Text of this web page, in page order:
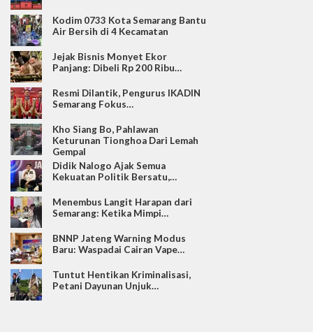
Kodim 0733 Kota Semarang Bantu
Air Bersih di 4 Kecamatan
Jejak Bisnis Monyet Ekor
Panjang: Dibeli Rp 200 Ribu…
Resmi Dilantik, Pengurus IKADIN
Semarang Fokus…
Kho Siang Bo, Pahlawan
Keturunan Tionghoa Dari Lemah
Gempal
Didik Nalogo Ajak Semua
Kekuatan Politik Bersatu,…
Menembus Langit Harapan dari
Semarang: Ketika Mimpi…
BNNP Jateng Warning Modus
Baru: Waspadai Cairan Vape…
Tuntut Hentikan Kriminalisasi,
Petani Dayunan Unjuk…